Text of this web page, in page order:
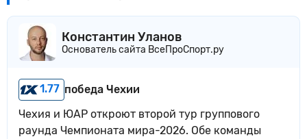
Константин Уланов
Основатель сайта ВсеПроСпорт.ру
1.77 победа Чехии
Чехия и ЮАР откроют второй тур группового
раунда Чемпионата мира-2026. Обе команды